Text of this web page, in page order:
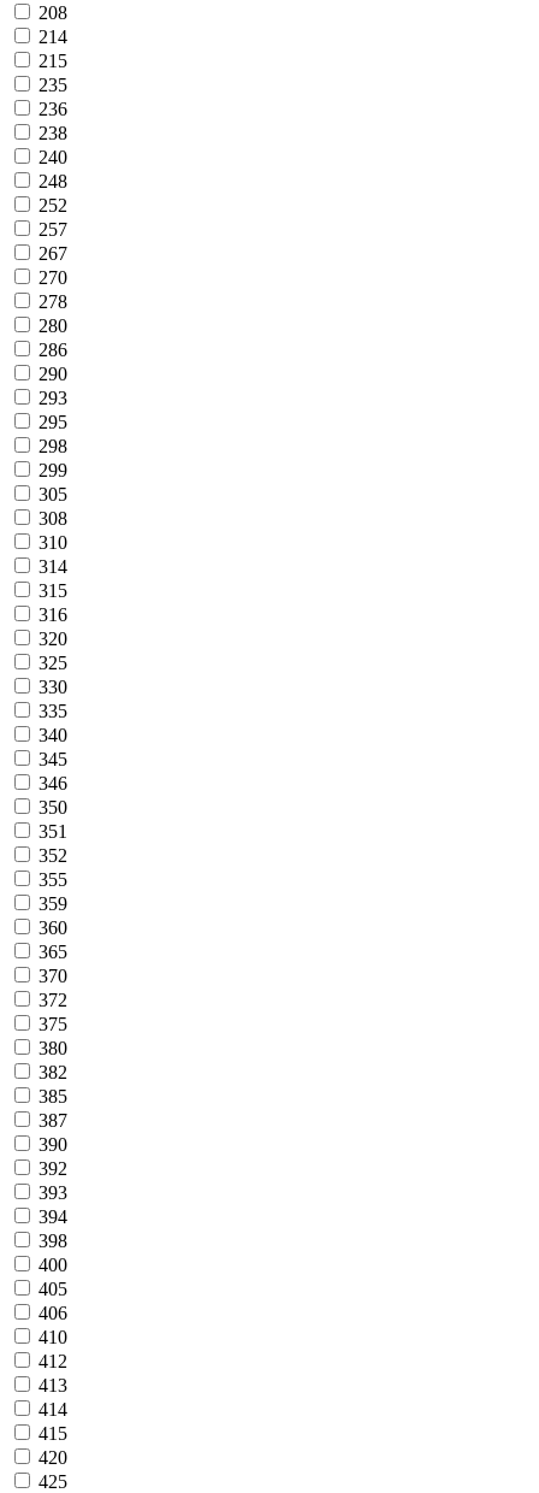
208
214
215
235
236
238
240
248
252
257
267
270
278
280
286
290
293
295
298
299
305
308
310
314
315
316
320
325
330
335
340
345
346
350
351
352
355
359
360
365
370
372
375
380
382
385
387
390
392
393
394
398
400
405
406
410
412
413
414
415
420
425